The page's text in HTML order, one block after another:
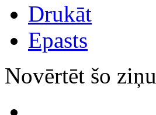
Drukāt
Epasts
Novērtēt šo ziņu